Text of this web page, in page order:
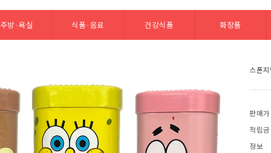
주방·욕실 식품·음료 건강식품 화장품
스폰
판매가
적립금
정보